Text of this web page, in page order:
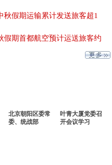
秋假期运输累计发送旅客超1
假期首都航空预计运送旅客约
北京朝阳区委常
委、统战部
叶青大厦党委召
开会议学习